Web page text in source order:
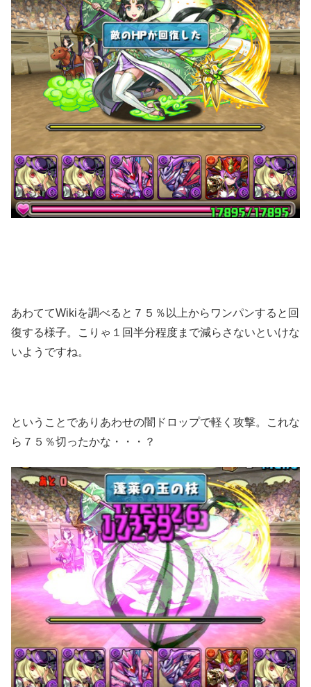
あわててWikiを調べると７５％以上からワンパンすると回
復する様子。こりゃ１回半分程度まで減らさないといけな
いようですね。
ということでありあわせの闇ドロップで軽く攻撃。これな
ら７５％切ったかな・・・？